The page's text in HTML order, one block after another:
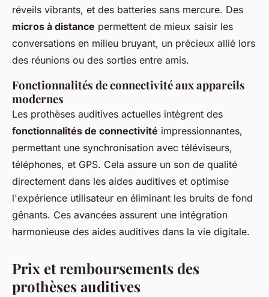
réveils vibrants, et des batteries sans mercure. Des
micros à distance permettent de mieux saisir les
conversations en milieu bruyant, un précieux allié lors
des réunions ou des sorties entre amis.
Fonctionnalités de connectivité aux appareils
modernes
Les prothèses auditives actuelles intègrent des
fonctionnalités de connectivité impressionnantes,
permettant une synchronisation avec téléviseurs,
téléphones, et GPS. Cela assure un son de qualité
directement dans les aides auditives et optimise
l'expérience utilisateur en éliminant les bruits de fond
gênants. Ces avancées assurent une intégration
harmonieuse des aides auditives dans la vie digitale.
Prix et remboursements des
prothèses auditives